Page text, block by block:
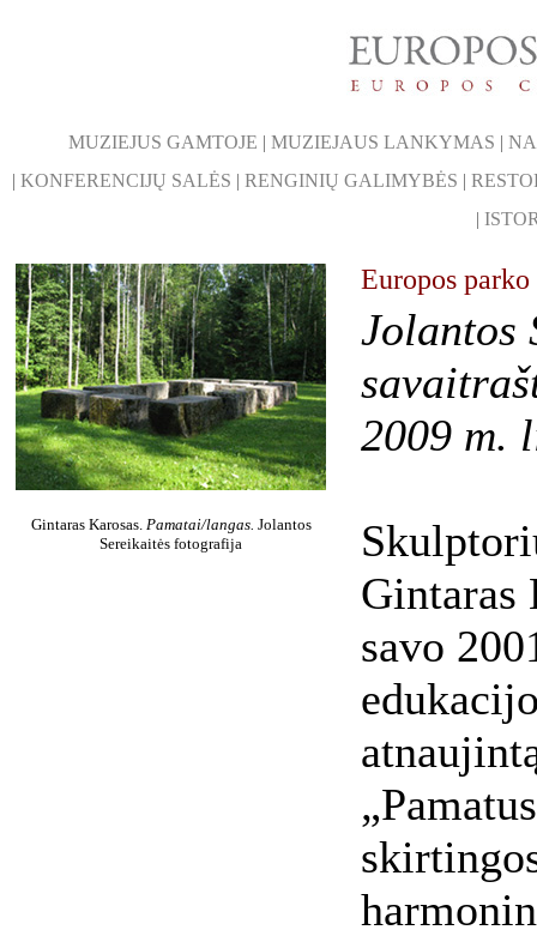
MUZIEJUS GAMTOJE | MUZIEJAUS LANKYMAS |
| KONFERENCIJŲ SALĖS | RENGINIŲ GALIMYBĖS |
|
Gintaras Karosas. Pamatai/langas. Jolantos
Sereikaitės fotografija
Europos
Jolantos
2009 m.
Gintaras
savo